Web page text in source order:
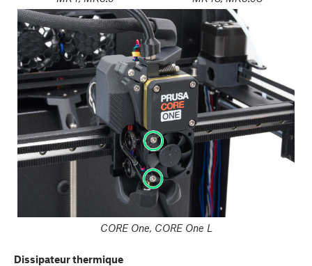
CORE One, CORE One L
Dissipateur thermique